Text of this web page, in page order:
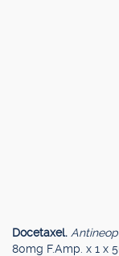
Docetaxel.
80mg F.Amp. x 1 x